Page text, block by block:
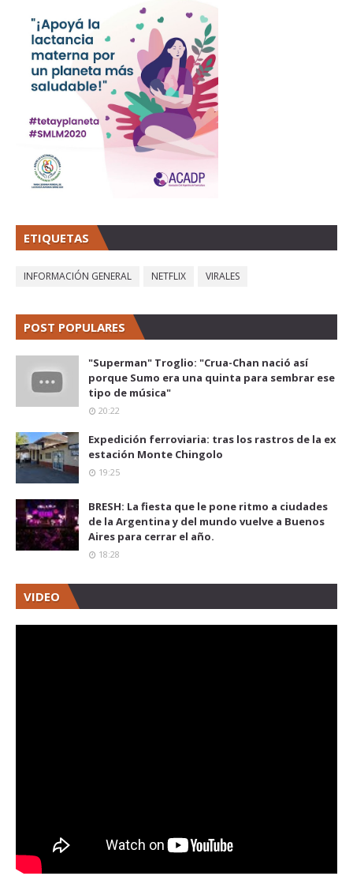
ETIQUETAS
INFORMACIÓN GENERAL NETFLIX VIRALES
POST POPULARES
"Superman" Troglio: "Crua-Chan nació así
porque Sumo era una quinta para sembrar ese
tipo de música"
20:22
Expedición ferroviaria: tras los rastros de la ex
estación Monte Chingolo
19:25
BRESH: La fiesta que le pone ritmo a ciudades
de la Argentina y del mundo vuelve a Buenos
Aires para cerrar el año.
18:28
VIDEO